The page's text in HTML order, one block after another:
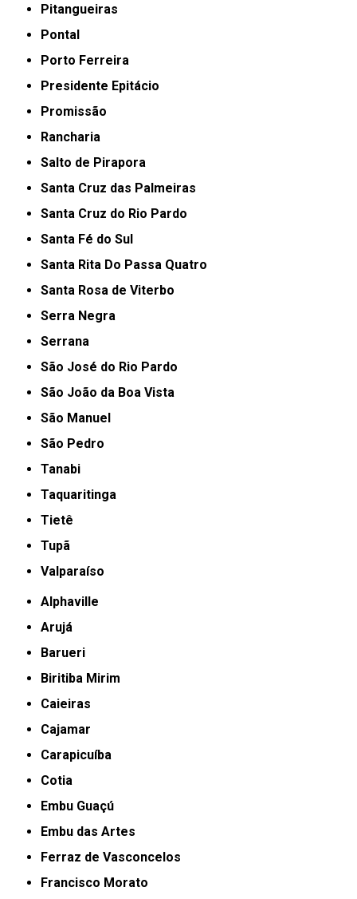
Pitangueiras
Pontal
Porto Ferreira
Presidente Epitácio
Promissão
Rancharia
Salto de Pirapora
Santa Cruz das Palmeiras
Santa Cruz do Rio Pardo
Santa Fé do Sul
Santa Rita Do Passa Quatro
Santa Rosa de Viterbo
Serra Negra
Serrana
São José do Rio Pardo
São João da Boa Vista
São Manuel
São Pedro
Tanabi
Taquaritinga
Tietê
Tupã
Valparaíso
Alphaville
Arujá
Barueri
Biritiba Mirim
Caieiras
Cajamar
Carapicuíba
Cotia
Embu Guaçú
Embu das Artes
Ferraz de Vasconcelos
Francisco Morato